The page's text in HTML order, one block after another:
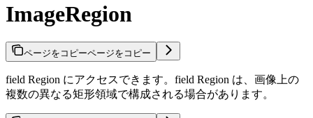
ImageRegion
ページをコピーページをコピー
field Region にアクセスできます。field Region は、画像上の
複数の異なる矩形領域で構成される場合があります。